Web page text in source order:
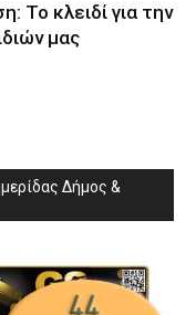
Το κλειδί για την
µας
Δήμος &